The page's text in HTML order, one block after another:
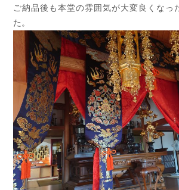
ご納品後も本堂の雰囲気が大変良くなっ
た。